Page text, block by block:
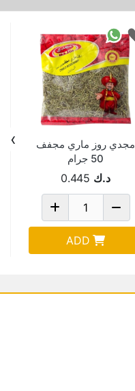
مجدي روز ماري مجفف
50 جرام
د.ك 0.445
ADD
›